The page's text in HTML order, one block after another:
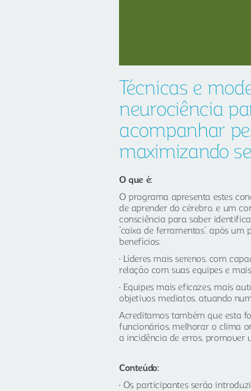
Técnicas e
neurociência
acompanhar
maximizando
O que é:
O programa apresenta estes
de aprender do cérebro, e um
consciência para saber
“caixa de ferramentas”, após
benefícios:
Líderes mais serenos, com
relação com suas equipes e
Equipes mais eficazes, mais
objetivos mediatos, atuando
Acreditamos também que esta
funcionários, melhorar o clima
a incidência de erros,
Conteúdo:
Os participantes serão